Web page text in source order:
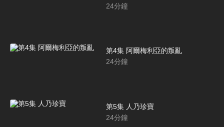
24分鐘
第4集 阿爾梅利亞的叛亂
24分鐘
第5集 人乃珍寶
24分鐘